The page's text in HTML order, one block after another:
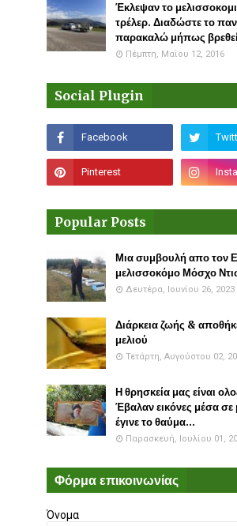
Έκλεψαν το
τρέλερ. Διαδώστε το
παρακαλώ μήπως βρεθεί
Πέμπτη, Μαΐου 12, 2016
Social Plugin
Popular Posts
Μια συμβουλή απο τον
μελισσοκόμο Μόσχο
Δευτέρα, Ιουνίου 26, 2023
Διάρκεια ζωής &
μελιού
Τετάρτη, Αυγούστου 02,
Η θρησκεία μας είναι
Έβαλαν εικόνες μέσα σε
έγινε το θαύμα...
Παρασκευή, Ιουλίου 01,
Φόρμα επικοινωνίας
Όνομα